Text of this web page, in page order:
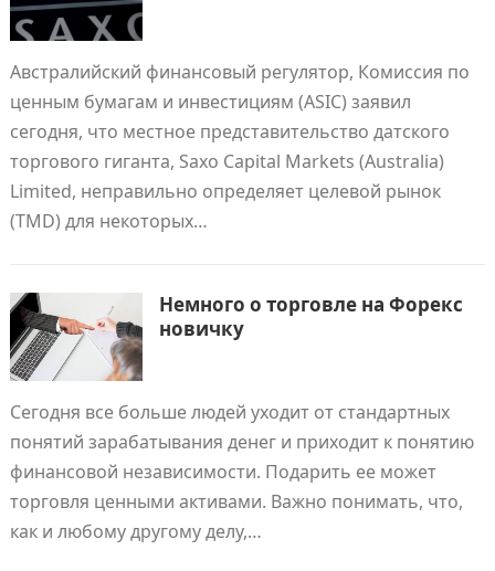
Австралийский финансовый регулятор, Комиссия по
ценным бумагам и инвестициям (ASIC) заявил
сегодня, что местное представительство датского
торгового гиганта, Saxo Capital Markets (Australia)
Limited, неправильно определяет целевой рынок
(TMD) для некоторых…
Немного о торговле на Форекс
новичку
Сегодня все больше людей уходит от стандартных
понятий зарабатывания денег и приходит к понятию
финансовой независимости. Подарить ее может
торговля ценными активами. Важно понимать, что,
как и любому другому делу,…